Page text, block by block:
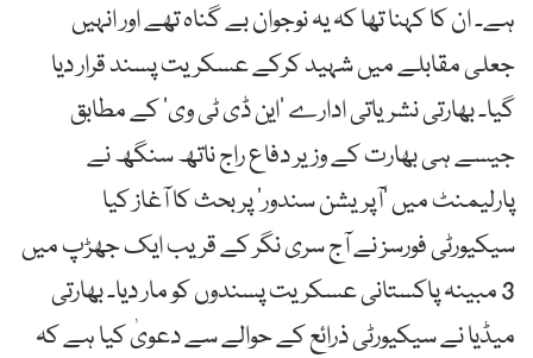
ہے۔ ان کا کہنا تھا کہ یہ نوجوان بے گناہ تھے اور انہیں
جعلی مقابلے میں شہید کرکے عسکریت پسند قرار دیا
گیا۔ بھارتی نشریاتی ادارے ’این ڈی ٹی وی‘ کے مطابق
جیسے ہی بھارت کے وزیر دفاع راج ناتھ سنگھ نے
پارلیمنٹ میں ’آپریشن سندور‘ پر بحث کا آغاز کیا
سیکیورٹی فورسز نے آج سری نگر کے قریب ایک جھڑپ میں
3 مبینہ پاکستانی عسکریت پسندوں کو مار دیا۔ بھارتی
میڈیا نے سیکیورٹی ذرائع کے حوالے سے دعویٰ کیا ہے کہ